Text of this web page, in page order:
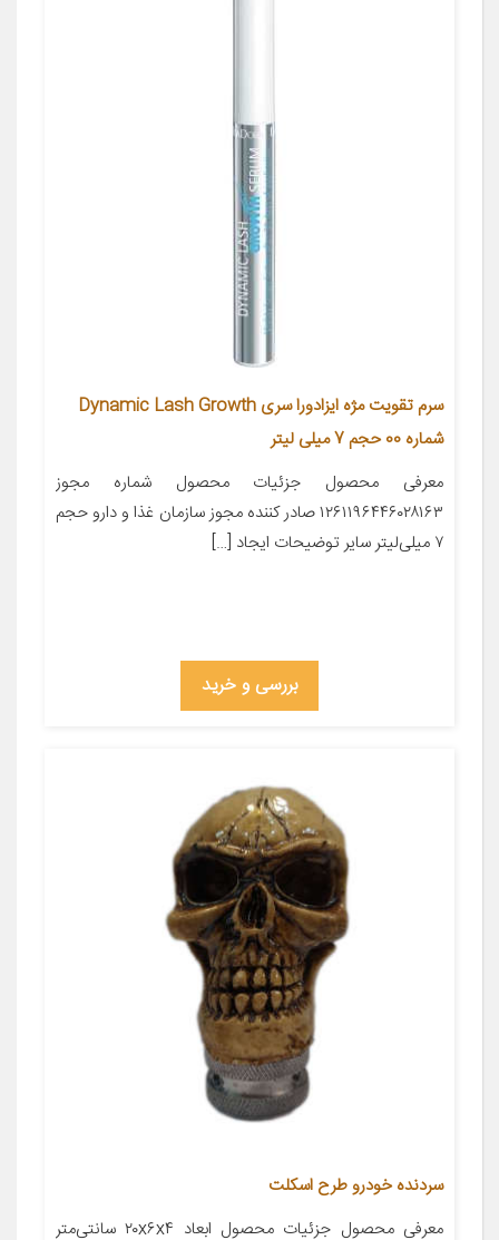
سرم تقویت مژه ایزادورا سری Dynamic Lash Growth
شماره 00 حجم 7 میلی لیتر
معرفی محصول جزئیات محصول شماره مجوز
۱۲۶۱۱۹۶۴۴۶۰۲۸۱۶۳ صادر کننده مجوز سازمان غذا و دارو حجم
۷ میلی‌لیتر سایر توضیحات ایجاد […]
بررسی و خرید
سردنده خودرو طرح اسکلت
معرفی محصول جزئیات محصول ابعاد ۲۰x۶x۴ سانتی‌متر